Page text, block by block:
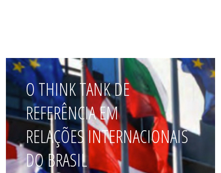
O THINK TANK DE
REFERÊNCIA EM
RELAÇÕES INTERNACIONAIS
DO BRASIL